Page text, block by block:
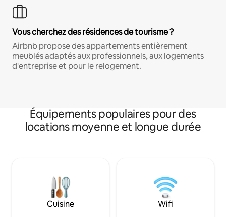
Vous cherchez des résidences de tourisme ?
Airbnb propose des appartements entièrement
meublés adaptés aux professionnels, aux logements
d'entreprise et pour le relogement.
Équipements populaires pour des
locations moyenne et longue durée
Cuisine Wifi